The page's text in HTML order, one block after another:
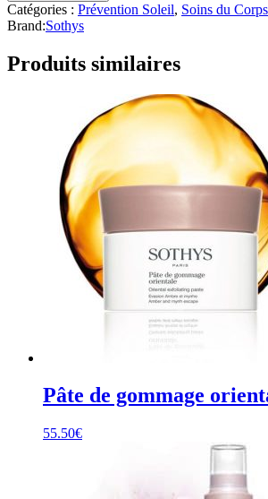
Catégories : Prévention Soleil, Soins du Corps
Brand:Sothys
Produits similaires
Pâte de gommage
55.50€